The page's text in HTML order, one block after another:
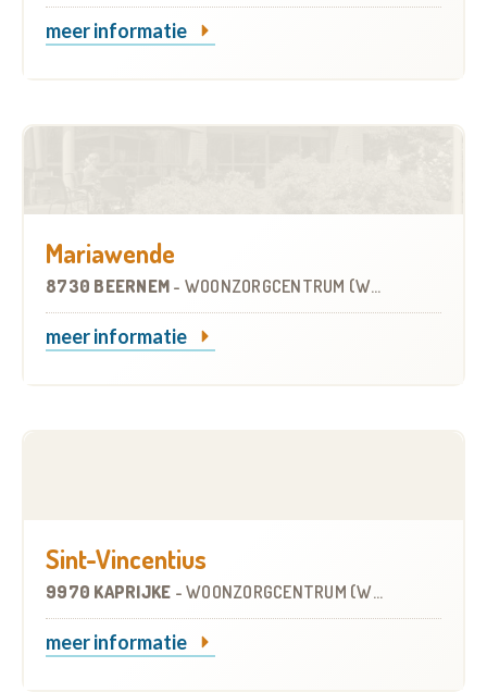
meer informatie
Mariawende
8730 BEERNEM - WOONZORGCENTRUM (WZC)
meer informatie
Sint-Vincentius
9970 KAPRIJKE - WOONZORGCENTRUM (WZC)
meer informatie